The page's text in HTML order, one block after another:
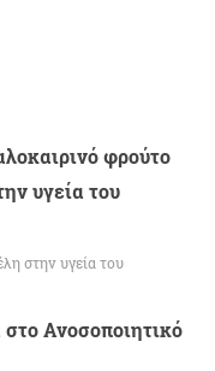
φρούτο
υγεία του
στην υγεία του
Ανοσοποιητικό